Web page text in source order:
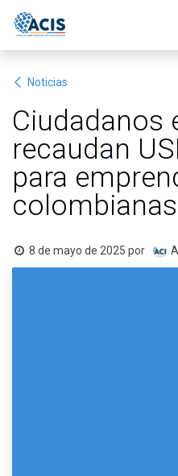
Noticias
Ciudadanos
recaudan
para
colombianas
8 de mayo de 2025 por